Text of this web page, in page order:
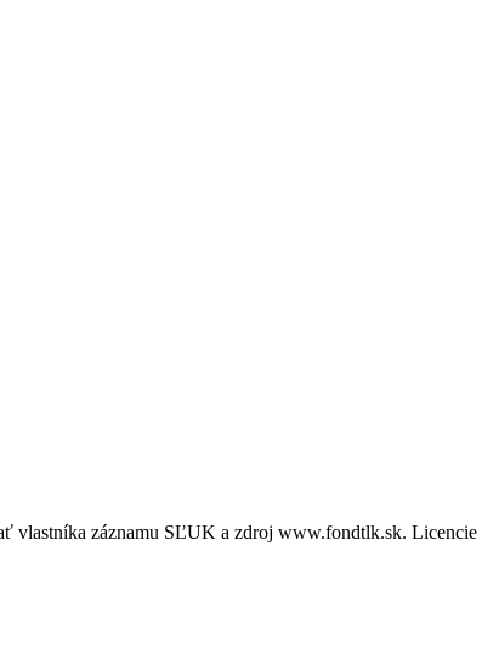
vlastníka záznamu SĽUK a zdroj www.fondtlk.sk. Licencie